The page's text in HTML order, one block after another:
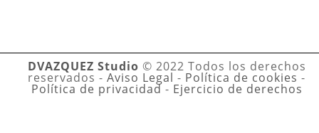
DVAZQUEZ Studio © 2022 Todos los derechos
reservados - Aviso Legal - Política de cookies -
Política de privacidad- Ejercicio de derechos